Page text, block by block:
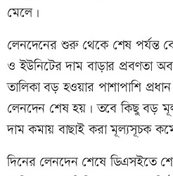
মেলে।
লেনদেনের শুরু থেকে শেষ পর্যন্ত
ও ইউনিটের দাম বাড়ার প্রবণতা
তালিকা বড় হওয়ার পাশাপাশি
লেনদেন শেষ হয়। তবে কিছু বড়
দাম কমায় বাছাই করা মূল্যসূচক
দিনের লেনদেন শেষে ডিএসইতে